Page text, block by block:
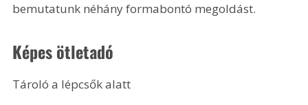
bemutatunk néhány formabontó megoldást.
Képes ötletadó
Tároló a lépcsők alatt